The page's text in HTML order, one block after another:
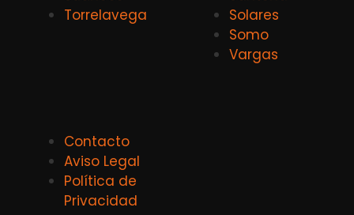
Torrelavega
Solares
Somo
Vargas
Contacto
Aviso Legal
Política de
Privacidad